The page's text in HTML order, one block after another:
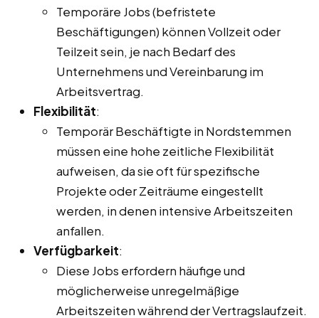
Temporäre Jobs (befristete
Beschäftigungen) können Vollzeit oder
Teilzeit sein, je nach Bedarf des
Unternehmens und Vereinbarung im
Arbeitsvertrag.
Flexibilität:
Temporär Beschäftigte in Nordstemmen
müssen eine hohe zeitliche Flexibilität
aufweisen, da sie oft für spezifische
Projekte oder Zeiträume eingestellt
werden, in denen intensive Arbeitszeiten
anfallen.
Verfügbarkeit:
Diese Jobs erfordern häufige und
möglicherweise unregelmäßige
Arbeitszeiten während der Vertragslaufzeit.